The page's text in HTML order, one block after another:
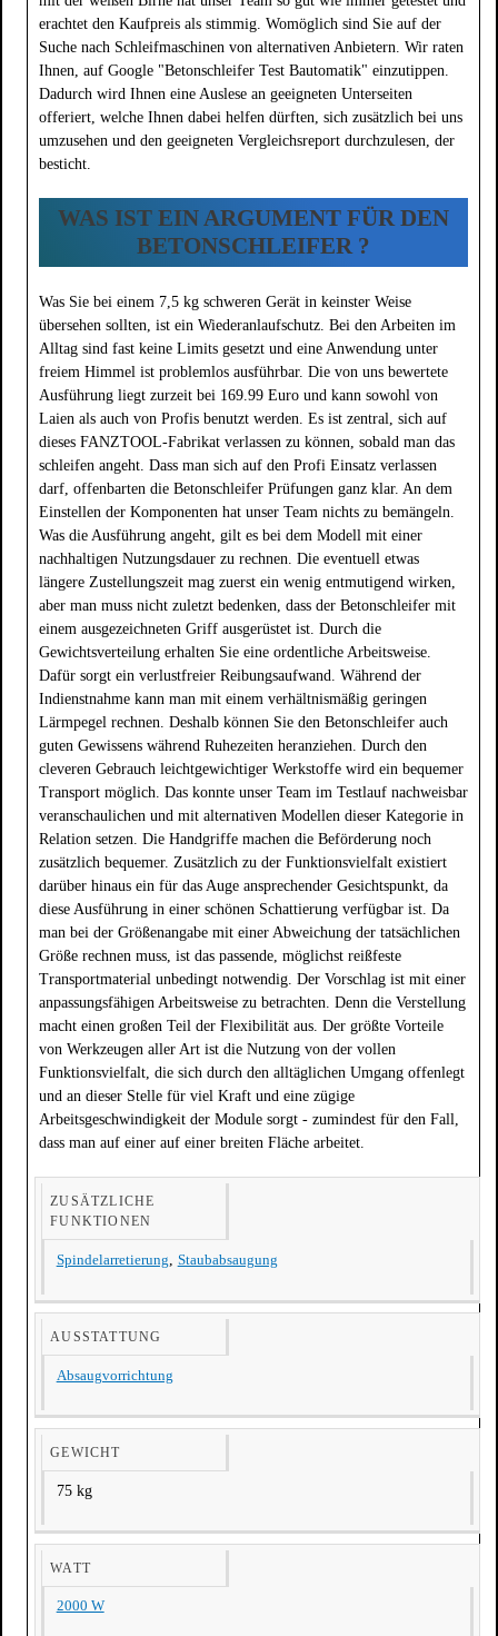
erachtet den Kaufpreis als stimmig. Womöglich sind Sie auf der
Suche nach Schleifmaschinen von alternativen Anbietern. Wir raten
Ihnen, auf Google "Betonschleifer Test Bautomatik" einzutippen.
Dadurch wird Ihnen eine Auslese an geeigneten Unterseiten
offeriert, welche Ihnen dabei helfen dürften, sich zusätzlich bei uns
umzusehen und den geeigneten Vergleichsreport durchzulesen, der
besticht.
WAS IST EIN ARGUMENT FÜR DEN
BETONSCHLEIFER ?
Was Sie bei einem 7,5 kg schweren Gerät in keinster Weise
übersehen sollten, ist ein Wiederanlaufschutz. Bei den Arbeiten im
Alltag sind fast keine Limits gesetzt und eine Anwendung unter
freiem Himmel ist problemlos ausführbar. Die von uns bewertete
Ausführung liegt zurzeit bei 169.99 Euro und kann sowohl von
Laien als auch von Profis benutzt werden. Es ist zentral, sich auf
dieses FANZTOOL-Fabrikat verlassen zu können, sobald man das
schleifen angeht. Dass man sich auf den Profi Einsatz verlassen
darf, offenbarten die Betonschleifer Prüfungen ganz klar. An dem
Einstellen der Komponenten hat unser Team nichts zu bemängeln.
Was die Ausführung angeht, gilt es bei dem Modell mit einer
nachhaltigen Nutzungsdauer zu rechnen. Die eventuell etwas
längere Zustellungszeit mag zuerst ein wenig entmutigend wirken,
aber man muss nicht zuletzt bedenken, dass der Betonschleifer mit
einem ausgezeichneten Griff ausgerüstet ist. Durch die
Gewichtsverteilung erhalten Sie eine ordentliche Arbeitsweise.
Dafür sorgt ein verlustfreier Reibungsaufwand. Während der
Indienstnahme kann man mit einem verhältnismäßig geringen
Lärmpegel rechnen. Deshalb können Sie den Betonschleifer auch
guten Gewissens während Ruhezeiten heranziehen. Durch den
cleveren Gebrauch leichtgewichtiger Werkstoffe wird ein bequemer
Transport möglich. Das konnte unser Team im Testlauf nachweisbar
veranschaulichen und mit alternativen Modellen dieser Kategorie in
Relation setzen. Die Handgriffe machen die Beförderung noch
zusätzlich bequemer. Zusätzlich zu der Funktionsvielfalt existiert
darüber hinaus ein für das Auge ansprechender Gesichtspunkt, da
diese Ausführung in einer schönen Schattierung verfügbar ist. Da
man bei der Größenangabe mit einer Abweichung der tatsächlichen
Größe rechnen muss, ist das passende, möglichst reißfeste
Transportmaterial unbedingt notwendig. Der Vorschlag ist mit einer
anpassungsfähigen Arbeitsweise zu betrachten. Denn die Verstellung
macht einen großen Teil der Flexibilität aus. Der größte Vorteile
von Werkzeugen aller Art ist die Nutzung von der vollen
Funktionsvielfalt, die sich durch den alltäglichen Umgang offenlegt
und an dieser Stelle für viel Kraft und eine zügige
Arbeitsgeschwindigkeit der Module sorgt - zumindest für den Fall,
dass man auf einer auf einer breiten Fläche arbeitet.
ZUSÄTZLICHE
FUNKTIONEN
Spindelarretierung, Staubabsaugung
AUSSTATTUNG
Absaugvorrichtung
GEWICHT
75 kg
WATT
2000 W